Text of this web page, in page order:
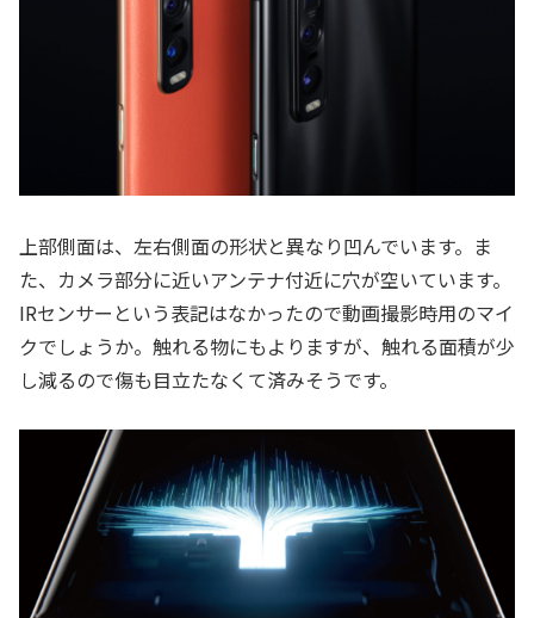
上部側面は、左右側面の形状と異なり凹んでいます。ま
た、カメラ部分に近いアンテナ付近に穴が空いています。
IRセンサーという表記はなかったので動画撮影時用のマイ
クでしょうか。触れる物にもよりますが、触れる面積が少
し減るので傷も目立たなくて済みそうです。